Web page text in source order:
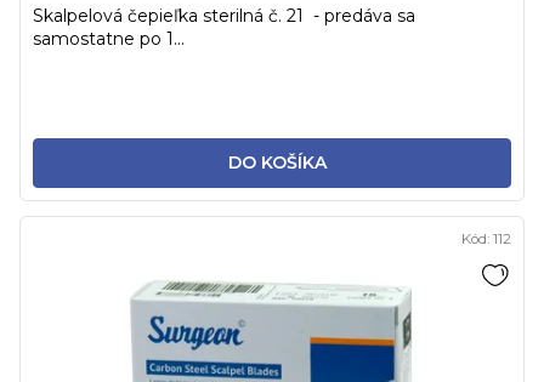
DO KOŠÍKA
Skalpelová čepieľka sterilná č. 21 - predáva sa
samostatne po 1...
Kód: 112